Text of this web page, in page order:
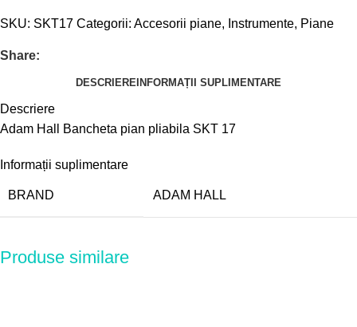
SKU: SKT17 Categorii: Accesorii piane, Instrumente, Piane
Share:
DESCRIEREINFORMAȚII SUPLIMENTARE
Descriere
Adam Hall Bancheta pian pliabila SKT 17
Informații suplimentare
BRAND ADAM HALL
Produse similare